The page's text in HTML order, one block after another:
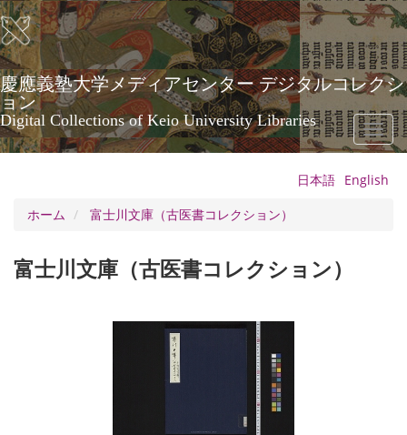
メ
イ
ン
コ
ン
テ
ン
ツ
に
慶應義塾大学メディアセンター デジタルコレクシ
ョン
Digital Collections of Keio University Libraries
Toggle
日本語 English
ホーム
富士川文庫（古医書コレクション）
富士川文庫（古医書コレクション）